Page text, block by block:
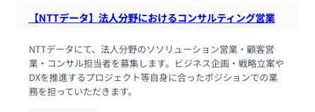
【NTTデータ】法人分野におけるコンサルティング営業
NTTデータにて、法人分野のソソリューション営業・顧客営
業・コンサル担当者を募集します。ビジネス企画・戦略立案や
DXを推進するプロジェクト等自身に合ったポジションでの業
務を担っていただきます。